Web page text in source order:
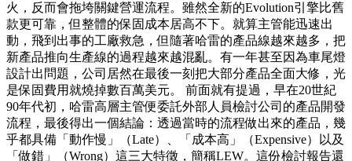
火，反而會拖垮關鍵營運流程。雖然全新的Evolution引擎比舊
款更可靠，但整體的保固成本居高不下。就算主管能迅速出
動，飛到出事的工廠救急，但隨著哈雷的產品線越來越多，把
新產品推向生產線的過程越來越混亂。有一年甚至因為車尾燈
設計出問題，公司居然在最後一刻把大部分產品全面大修，光
是保固費用就燒掉數百萬美元。 前面就有提過，早在20世紀
90年代初，哈雷高層主管便委託外部人員檢討公司的產品開發
流程，最後得出一個結論：透過當時的流程做出來的產品，幾
乎都具備「動作慢」（Late）、「成本高」（Expensive）以及
「做錯」（Wrong）這三大特徵，簡稱LEW。這份檢討報告還